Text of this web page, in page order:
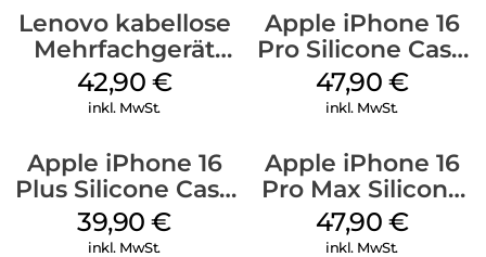
Lenovo kabellose
Mehrfachgerät
Luna Grey
42,90 €
inkl. MwSt.
Apple iPhone 16
Pro Silicone Case
MagSafe Denim
47,90 €
inkl. MwSt.
Apple iPhone 16
Plus Silicone Case
MagSafe Plum
39,90€
inkl. MwSt.
Apple iPhone 16
Pro Max Silicone
Case MagSafe
Black
47,90 €
inkl. MwSt.